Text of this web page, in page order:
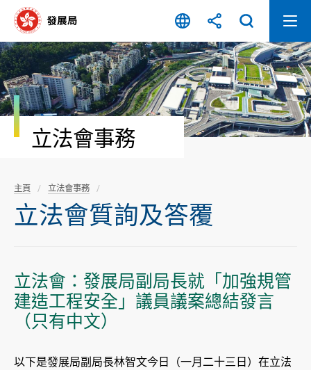
容
開
始
立法會事務
主頁 立法會事務
立法會質詢及答覆
立法會：發展局副局長就「加強規管
建造工程安全」議員議案總結發言
（只有中文）
以下是發展局副局長林智文今日（一月二十三日）在立法